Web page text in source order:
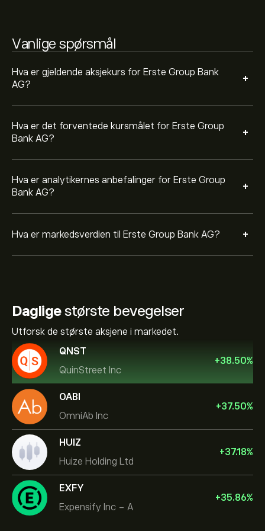
Vanlige spørsmål
Hva er gjeldende aksjekurs for Erste Group Bank
AG?
+
Hva er det forventede kursmålet for Erste Group
Bank AG?
+
Hva er analytikernes anbefalinger for Erste Group
Bank AG?
+
Hva er markedsverdien til Erste Group Bank AG? +
Dagligestørste bevegelser
Utforsk de største aksjene i markedet.
QNST
QuinStreet Inc
+38.50%
OABI
OmniAb Inc
+37.50%
HUIZ
Huize Holding Ltd
+37.18%
EXFY
Expensify Inc - A
+35.86%